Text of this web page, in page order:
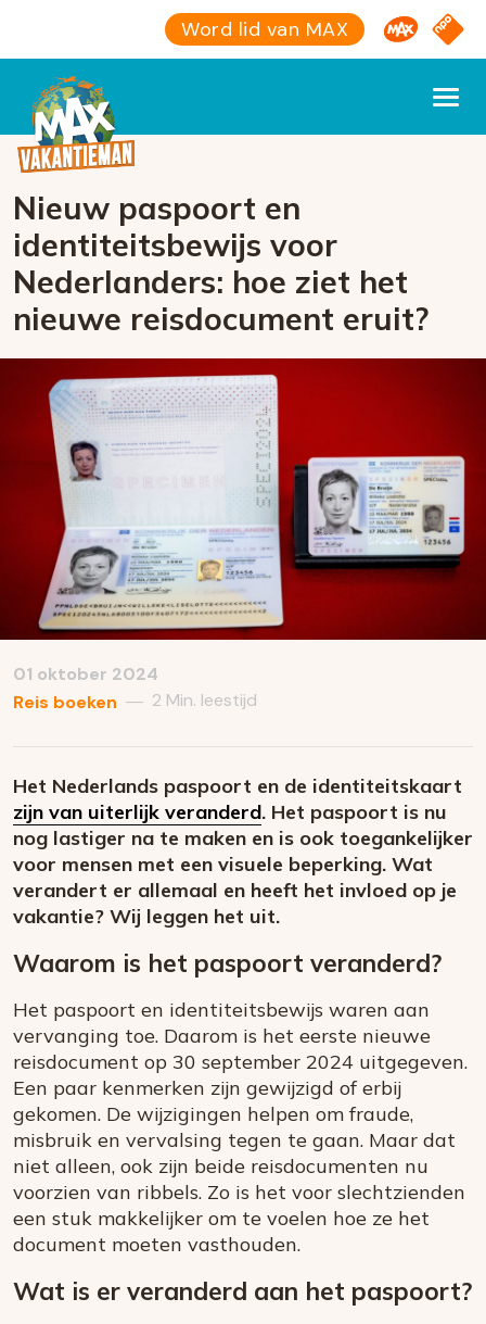
Word lid van MAX Omroep
NPO
Nieuw paspoort en
identiteitsbewijs voor
Nederlanders: hoe ziet het
nieuwe reisdocument eruit?
01 oktober 2024
Reis boeken — 2 Min. leestijd
Het Nederlands paspoort en de identiteitskaart
zijn van uiterlijk veranderd. Het paspoort is nu
nog lastiger na te maken en is ook toegankelijker
voor mensen met een visuele beperking. Wat
verandert er allemaal en heeft het invloed op je
vakantie? Wij leggen het uit.
Waarom is het paspoort veranderd?
Het paspoort en identiteitsbewijs waren aan
vervanging toe. Daarom is het eerste nieuwe
reisdocument op 30 september 2024 uitgegeven.
Een paar kenmerken zijn gewijzigd of erbij
gekomen. De wijzigingen helpen om fraude,
misbruik en vervalsing tegen te gaan. Maar dat
niet alleen, ook zijn beide reisdocumenten nu
voorzien van ribbels. Zo is het voor slechtzienden
een stuk makkelijker om te voelen hoe ze het
document moeten vasthouden.
Wat is er veranderd aan het paspoort?